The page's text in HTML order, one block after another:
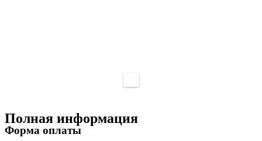
Полная информация
Форма оплаты